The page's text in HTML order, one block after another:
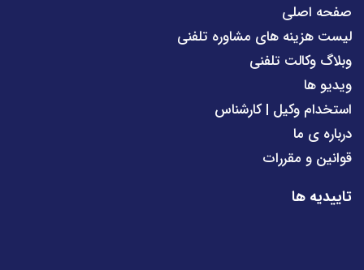
صفحه اصلی
لیست هزینه های مشاوره تلفنی
وبلاگ وکالت تلفنی
ویدیو ها
استخدام وکیل | کارشناس
درباره ی ما
قوانین و مقررات
تاییدیه ها